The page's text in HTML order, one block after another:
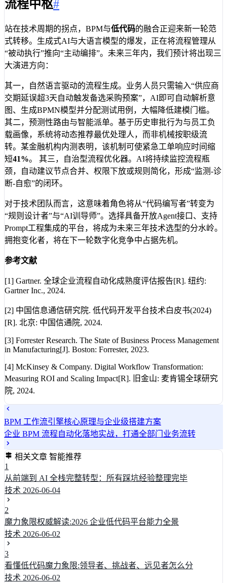
流程中枢#
站在技术周期的拐点，BPM与低代码的融合正迎来新一轮范
式转移。生成式AI与大语言模型的爆发，正在将流程管理从
“被动执行”推向“主动编排”。未来三年内，我们预计将出现三
大演进方向：
其一，自然语言驱动的流程生成。业务人员只需输入“供应商
交期延误超3天自动触发备选采购预案”，AI即可自动解析意
图、生成BPMN模型并分配测试用例，大幅降低建模门槛。
其二，预测性路由与智能派单。基于历史审批行为与员工负
载画像，系统将动态推荐最优处理人，而非机械按职级流
转。某金融机构内测表明，该机制可使紧急工单响应时间缩
短41%。 其三，自治型流程优化器。AI将持续监控流程瓶
颈，自动建议节点合并、权限下放或规则简化，形成“监测-诊
断-自愈”的闭环。
对于技术团队而言，这意味着角色将从“代码编写者”转变为
“规则设计者”与“AI训导师”。选择具备开放Agent接口、支持
Prompt工程集成的平台，将成为未来三年技术选型的分水岭。
拥抱变化者，将在下一轮数字化竞争中占据先机。
参考文献
[1] Gartner. 全球企业流程自动化成熟度评估报告[R]. 纽约:
Gartner Inc., 2024.
[2] 中国信息通信研究院. 低代码开发平台技术白皮书(2024)
[R]. 北京: 中国信通院, 2024.
[3] Forrester Research. The State of Business Process Management
in Manufacturing[J]. Boston: Forrester, 2023.
[4] McKinsey & Company. Digital Workflow Transformation:
Measuring ROI and Scaling Impact[R]. 旧金山: 麦肯锡全球研究
院, 2024.
BPM 工作流引擎核心原理与企业级搭建方案
企业 BPM 流程自动化落地实战，打通全部门业务流转
相关文章 智能推荐
1
从前端到 AI 全栈完整转型：所有踩坑经验整理完毕
技术 2026-06-04
2
魔力象限权威解读:2026 企业低代码平台能力全景
技术 2026-06-02
3
看懂低代码魔力象限:领导者、挑战者、远见者怎么分
技术 2026-06-02